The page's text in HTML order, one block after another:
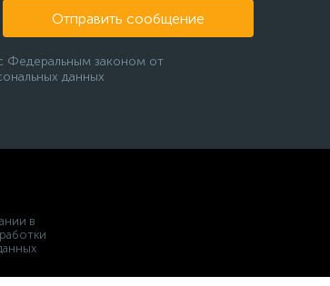
Отправить сообщение
Федеральным законом от
данных
в